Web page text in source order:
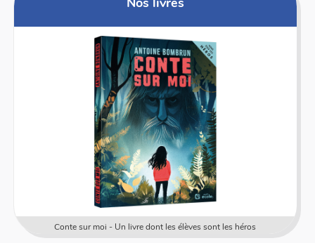
Conte sur moi - Un livre dont les élèves sont les héros